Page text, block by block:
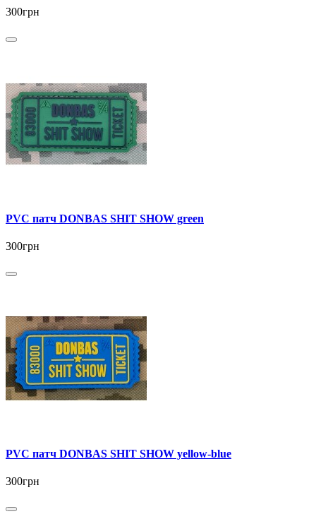
300грн
PVC патч DONBAS SHIT SHOW green
300грн
PVC патч DONBAS SHIT SHOW yellow-blue
300грн